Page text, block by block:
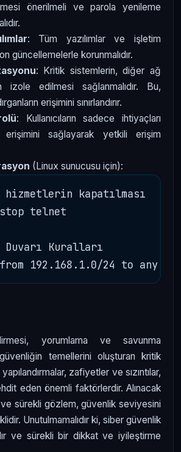
önerilmeli ve parola yenileme
: Tüm yazılımlar ve işletim
güncellemelerle korunmalıdır.
: Kritik sistemlerin, diğer ağ
izole edilmesi sağlanmalıdır. Bu,
erişimini sınırlandırır.
: Kullanıcıların sadece ihtiyaçları
sağlayarak yetkili erişim
(Linux sunucusu için):
hizmetlerin kapatılması
telnet
Duvarı Kuralları
yorumlama ve savunma
temellerini oluşturan kritik
yapılandırmalar, zafiyetler ve sızıntılar,
eden önemli faktörlerdir. Alınacak
sürekli gözlem, güvenlik seviyesini
Unutulmamalıdır ki, siber güvenlik
ve sürekli bir dikkat ve iyileştirme